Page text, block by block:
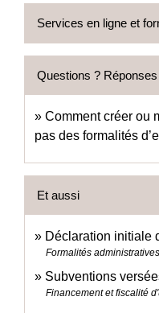
Services en ligne et
Questions ? Réponses
Comment créer ou
pas des formalités
Et aussi
Déclaration initiale
Formalités
Subventions
Financement et fiscalité